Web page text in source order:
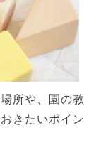
所や、園の教
きたいポイン